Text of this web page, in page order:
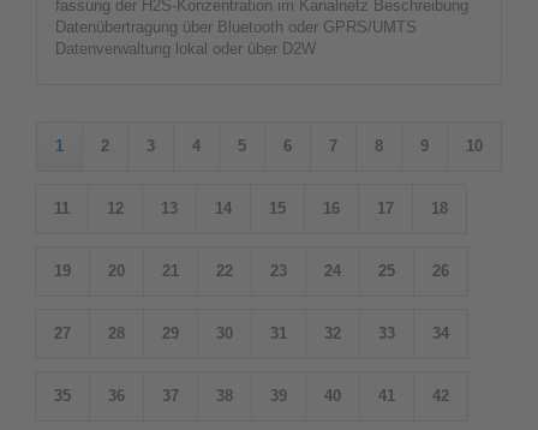
fassung der H2S-Konzentration im Kanalnetz Beschreibung
Datenübertragung über Bluetooth oder GPRS/UMTS
Datenverwaltung lokal oder über D2W
1 2 3 4 5 6 7 8 9 10
11 12 13 14 15 16 17 18
19 20 21 22 23 24 25 26
27 28 29 30 31 32 33 34
35 36 37 38 39 40 41 42